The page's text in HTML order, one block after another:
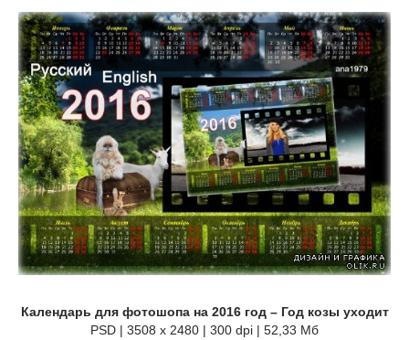
Календарь для фотошопа на 2016 год – Год козы уходит
PSD | 3508 x 2480 | 300 dpi | 52,33 Мб